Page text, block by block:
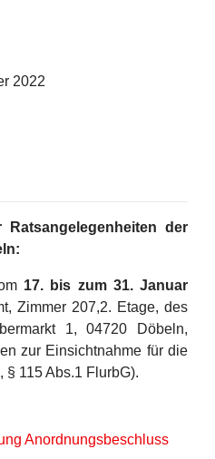
2022
der
17. bis zum 31. Januar
Zimmer 207,2. Etage, des
1, 04720 Döbeln,
zur Einsichtnahme für die
§ 115 Abs.1 FlurbG).
Anordnungsbeschluss